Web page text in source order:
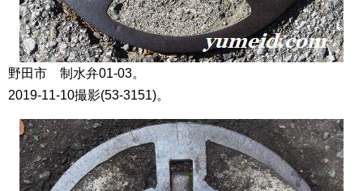
野田市 制水弁01-03。
2019-11-10撮影(53-3151)。